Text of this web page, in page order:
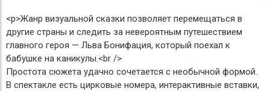
<p>Жанр визуальной сказки позволяет перемещаться в
другие страны и следить за невероятным путешествием
главного героя — Льва Бонифация, который поехал к
бабушке на каникулы.<br />
Простота сюжета удачно сочетается с необычной формой.
В спектакле есть цирковые номера, интерактивные вставки,